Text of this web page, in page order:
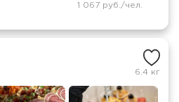
1 067 руб./чел.
6.4 кг